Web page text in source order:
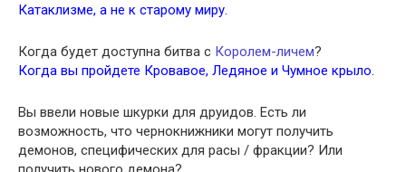
Катаклизме, а не к старому миру.
Когда будет доступна битва с Королем-личем?
Когда вы пройдете Кровавое, Ледяное и Чумное крыло.
Вы ввели новые шкурки для друидов. Есть ли
возможность, что чернокнижники могут получить
демонов, специфических для расы / фракции? Или